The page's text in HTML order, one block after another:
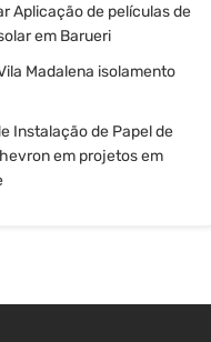
Aplicação de películas de
em Barueri
Madalena isolamento
Instalação de Papel de
em projetos em